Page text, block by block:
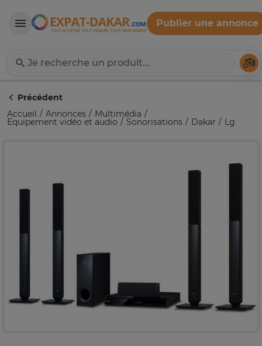
Expat-Dakar
Publier une annonce
Précédent
Accueil
Annonces Multimédia
Equipement vidéo et audio Sonorisations Dakar Lg